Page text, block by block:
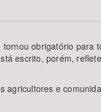
obrigatório para
escrito, porém,
e